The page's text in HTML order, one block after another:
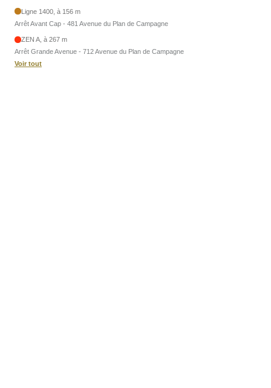
Ligne 1400, à 156 m
Arrêt Avant Cap - 481 Avenue du Plan de Campagne
ZEN A, à 267 m
Arrêt Grande Avenue - 712 Avenue du Plan de Campagne
Voir tout